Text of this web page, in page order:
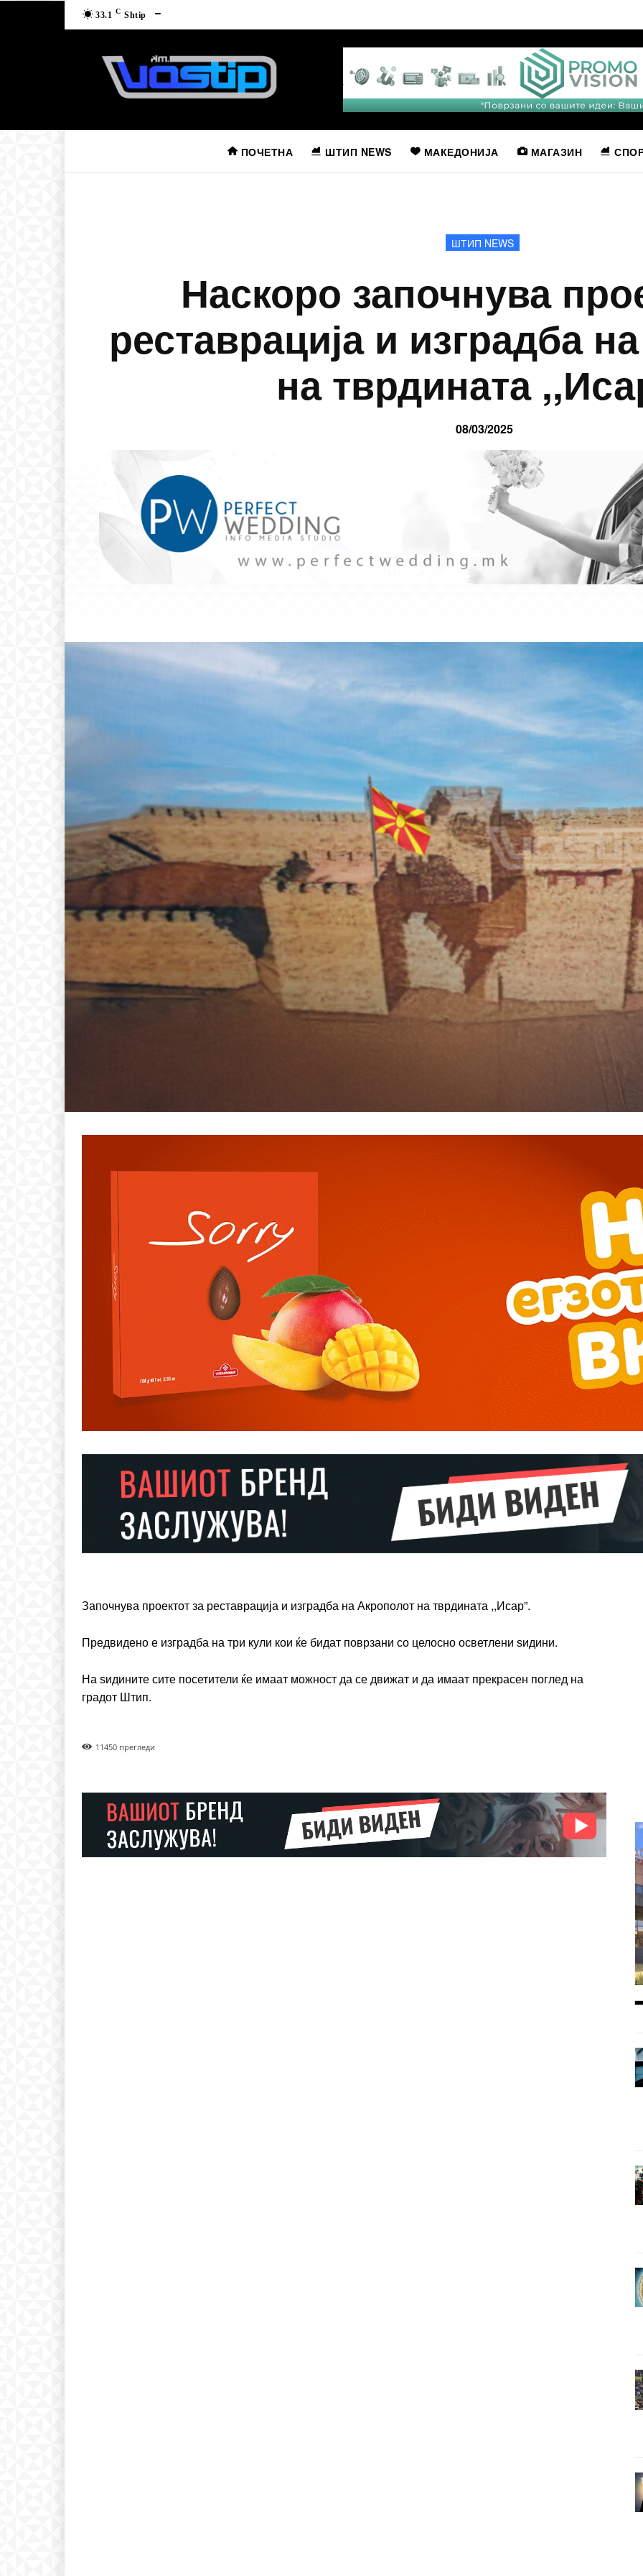
Free
бесплатно / forever
ИЗБЕРЕТЕ ПЛАН
Included for free:
Praesent euismod ac
Nullam eu erat condimentum
Orci varius natoque dolor
Pro
$100
Ut mollis pellentesque tortor
Donec quis est ac felis
33.1 C Shtip
ПОЧЕТНА ШТИП NEWS МАКЕДОНИЈА МАГАЗИН
ШТИП NEWS
Наскоро започнува
реставрација и изградба
на тврдината
08/03/2025
Започнува проектот за реставрација и изградба на Акрополот на тврдината ,,Исар”.
Предвидено е изградба на три кули кои ќе бидат поврзани со целосно осветлени ѕидини.
Наѕидините сите посетители ќе имаат можност да се движат и да имаат прекрасен поглед на
градот Штип.
11450 прегледи